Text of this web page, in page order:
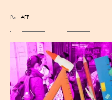
Por AFP